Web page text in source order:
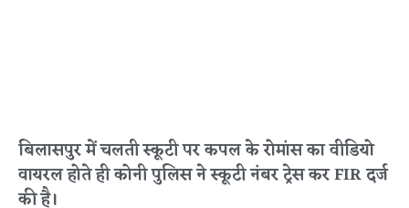
बिलासपुर में चलती स्कूटी पर कपल के रोमांस का वीडियो
वायरल होते ही कोनी पुलिस ने स्कूटी नंबर ट्रेस कर FIR दर्ज
की है।